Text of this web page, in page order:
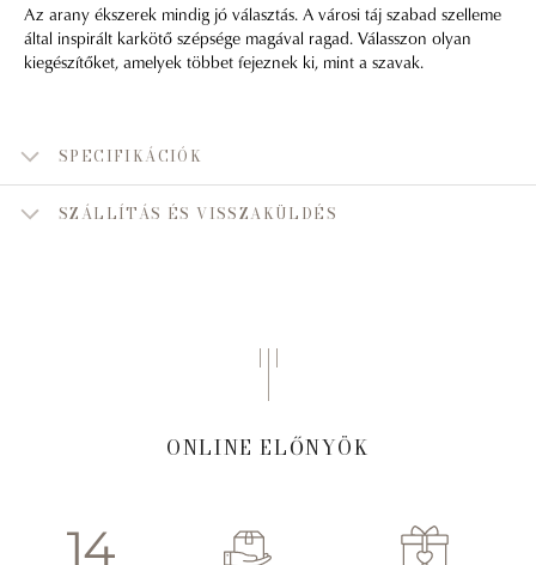
Az arany ékszerek mindig jó választás. A városi táj szabad szelleme
által inspirált karkötő szépsége magával ragad. Válasszon olyan
kiegészítőket, amelyek többet fejeznek ki, mint a szavak.
SPECIFIKÁCIÓK
SZÁLLÍTÁS ÉS VISSZAKÜLDÉS
ONLINE ELŐNYÖK